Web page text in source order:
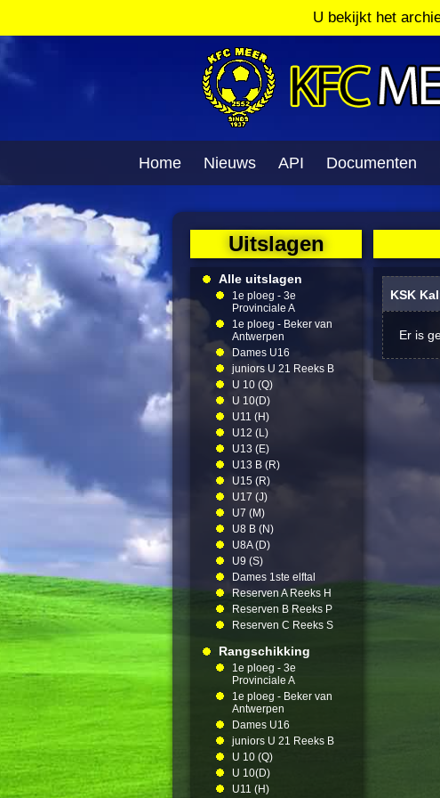
U bekijkt het
Home Nieuws API Documenten
Uitslagen
Alle uitslagen
1e ploeg - 3e
Provinciale A
1e ploeg - Beker van
Antwerpen
Dames U16
juniors U 21 Reeks B
U 10 (Q)
U 10(D)
U11 (H)
U12 (L)
U13 (E)
U13 B (R)
U15 (R)
U17 (J)
U7 (M)
U8 B (N)
U8A (D)
U9 (S)
Dames 1ste elftal
Reserven A Reeks H
Reserven B Reeks P
Reserven C Reeks S
Rangschikking
1e ploeg - 3e
Provinciale A
1e ploeg - Beker van
Antwerpen
Dames U16
juniors U 21 Reeks B
U 10 (Q)
U 10(D)
U11 (H)
KSK
Er is